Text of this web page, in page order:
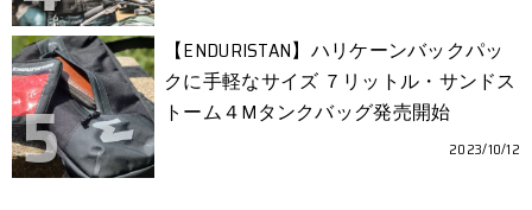
【ENDURISTAN】ハリケーンバックパッ
クに手軽なサイズ ７リットル・サンドス
トーム４Mタンクバッグ発売開始
2023/10/12